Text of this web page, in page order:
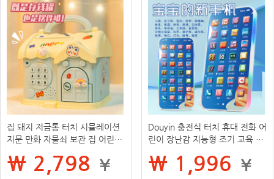
집 돼지 저금통 터치 시뮬레이션
지문 만화 자물쇠 보관 집 어린이
₩ 2,798 ¥
Douyin 충전식 터치 휴대 전화 어
린이 장난감 지능형 조기 교육 학
₩ 1,996 ¥